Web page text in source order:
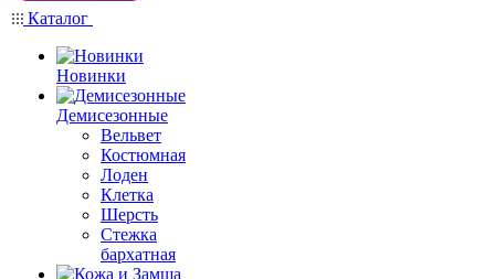
Каталог
Новинки
Демисезонные
Вельвет
Костюмная
Лоден
Клетка
Шерсть
Стежка
бархатная